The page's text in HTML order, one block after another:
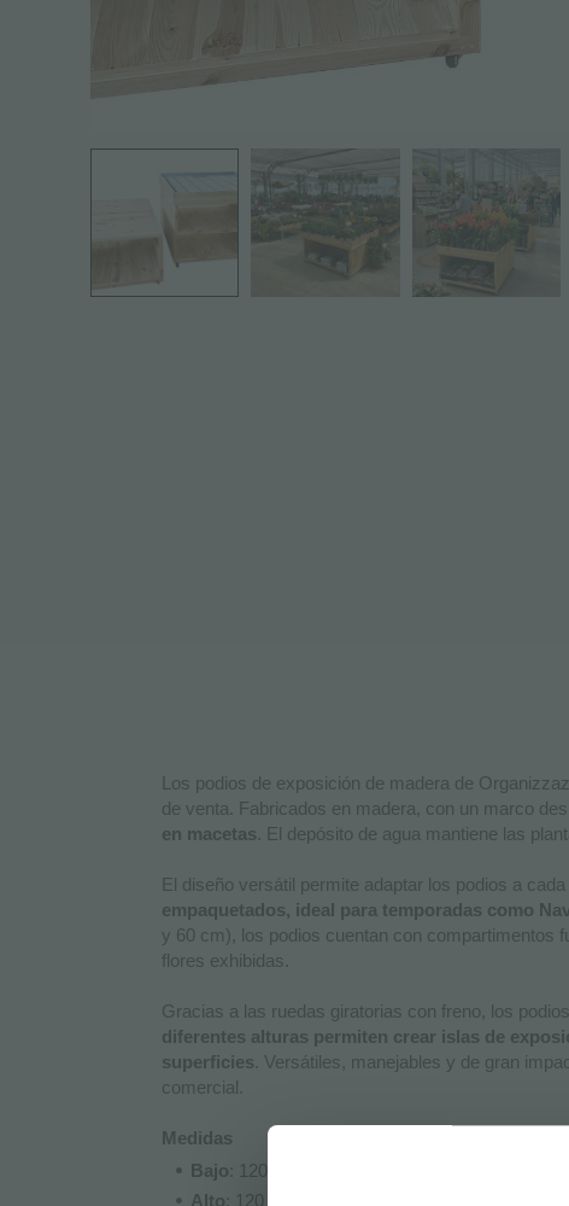
Los podios de exposición de madera de
de venta. Fabricados en madera, con un marco
en macetas . El depósito de agua mantiene las
El diseño versátil permite adaptar los podios a cada
empaquetados, ideal para temporadas como
y 60 cm), los podios cuentan con compartimentos
flores exhibidas.
Gracias a las ruedas giratorias con freno, los
diferentes alturas permiten crear islas de
superficies . Versátiles, manejables y de gran
comercial.
Medidas
Bajo : 120 * 120 * (H) 60 cm – un estante
Alto : 120 * 120 * (H) 80 cm – dos estantes